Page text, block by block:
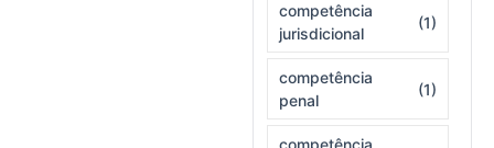
competência
jurisdicional
(1)
competência
penal
(1)